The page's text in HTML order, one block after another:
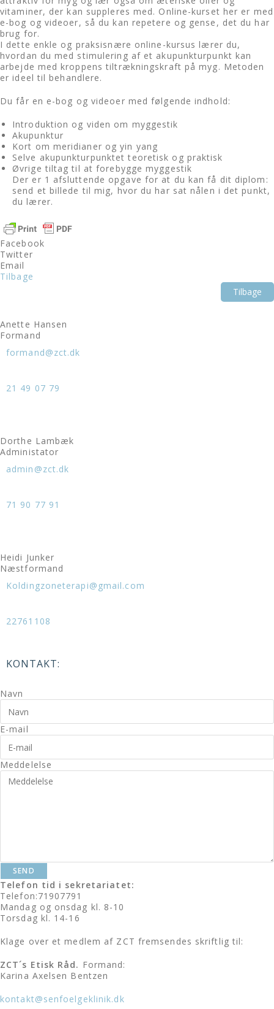
vitaminer, der kan suppleres med. Online-kurset her er med
e-bog og videoer, så du kan repetere og gense, det du har
brug for.
I dette enkle og praksisnære online-kursus lærer du,
hvordan du med stimulering af et akupunkturpunkt kan
arbejde med kroppens tiltrækningskraft på myg. Metoden
er ideel til behandlere.
Du får en e-bog og videoer med følgende indhold:
Introduktion og viden om myggestik
Akupunktur
Kort om meridianer og yin yang
Selve akupunkturpunktet teoretisk og praktisk
Øvrige tiltag til at forebygge myggestik
Der er 1 afsluttende opgave for at du kan få dit diplom:
send et billede til mig, hvor du har sat nålen i det punkt,
du lærer.
Facebook
Twitter
Email
Tilbage
Tilbage
Anette Hansen
Formand
formand@zct.dk
21 49 07 79
Dorthe Lambæk
Administator
admin@zct.dk
71 90 77 91
Heidi Junker
Næstformand
Koldingzoneterapi@gmail.com
22761108
KONTAKT:
Navn
E-mail
Meddelelse
SEND
Telefon tid i sekretariatet:
Telefon:71907791
Mandag og onsdag kl. 8-10
Torsdag kl. 14-16
Klage over et medlem af ZCT fremsendes skriftlig til:
ZCT´s Etisk Råd. Formand:
Karina Axelsen Bentzen
kontakt@senfoelgeklinik.dk